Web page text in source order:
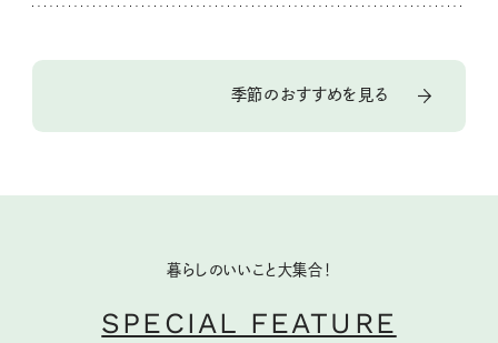
季節のおすすめを見る
暮らしのいいこと大集合！
SPECIAL FEATURE